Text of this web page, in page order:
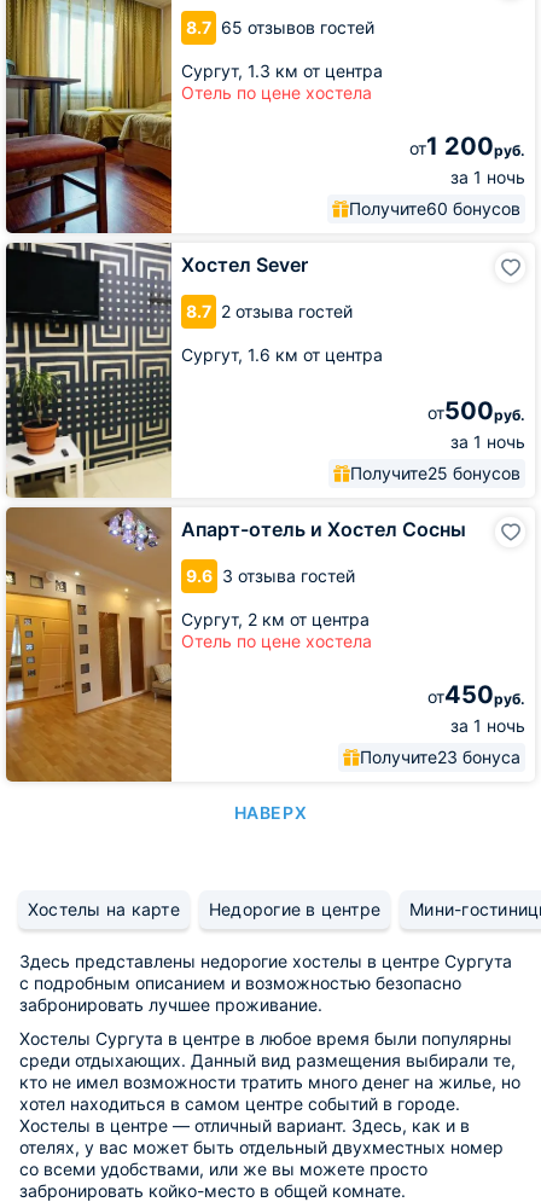
8.7 65 отзывов гостей
Сургут, 1.3 км от центра
Отель по цене хостела
от1 200руб.
за 1 ночь
Получите60 бонусов
Хостел Sever
8.7 2 отзыва гостей
Сургут, 1.6 км от центра
от500руб.
за 1 ночь
Получите25 бонусов
Хостел
Апарт-отель и Хостел Сосны
9.6 3 отзыва гостей
Сургут, 2 км от центра
Отель по цене хостела
от450руб.
за 1 ночь
Получите23 бонуса
Апарт-
отель
Хостел
Сосны
НАВЕРХ
Хостелы на карте Недорогие в центре Мини-
Здесь представлены недорогие хостелы в центре Сургута
с подробным описанием и возможностью безопасно
забронировать лучшее проживание.
Хостелы Сургута в центре в любое время были популярны
среди отдыхающих. Данный вид размещения выбирали те,
кто не имел возможности тратить много денег на жилье, но
хотел находиться в самом центре событий в городе.
Хостелы в центре — отличный вариант. Здесь, как и в
отелях, у вас может быть отдельный двухместных номер
со всеми удобствами, или же вы можете просто
забронировать койко-место в общей комнате.